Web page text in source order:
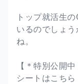
トップ就活生
いるのでしょ
ね。
【＊特別公開
シートはこちら